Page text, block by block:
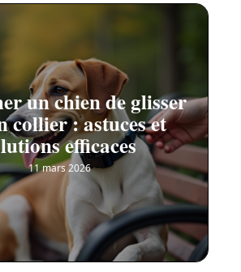
un chien de glisser
collier : astuces et
efficaces
11 mars 2026